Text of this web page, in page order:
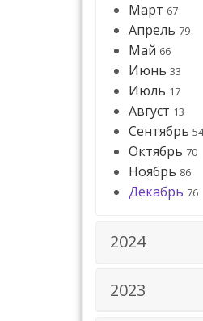
Март 67
Апрель 79
Май 66
Июнь 33
Июль 17
Август 13
Сентябрь 54
Октябрь 70
Ноябрь 86
Декабрь 76
2024
2023